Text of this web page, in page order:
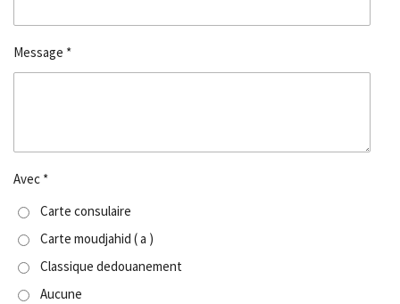
Message *
Avec *
Carte consulaire
Carte moudjahid ( a )
Classique dedouanement
Aucune